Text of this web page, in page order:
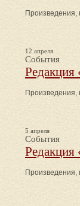
Произведения,
12 апреля
События
Редакция
Произведения,
5 апреля
События
Редакция
Произведения,